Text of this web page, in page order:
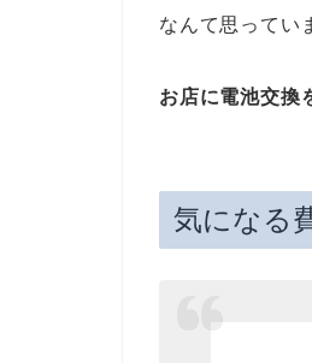
なんて思ってい
お店に電池交換
気になる